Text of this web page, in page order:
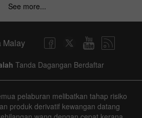
See more...
Malay
Tanda Dagangan Berdaftar
pelaburan melibatkan tahap risiko
produk derivatif kewangan datang